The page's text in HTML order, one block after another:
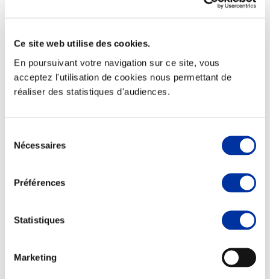
Ce site web utilise des cookies.
En poursuivant votre navigation sur ce site, vous
acceptez l'utilisation de cookies nous permettant de
réaliser des statistiques d'audiences.
Nécessaires
Préférences
Statistiques
Marketing
Elevage
Transport – mise en marché
Abattoir
Partenaire Climat